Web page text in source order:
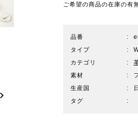
ご希望の商品の在庫の有
品番
タイプ
カテゴリ
素材
生産国
タグ